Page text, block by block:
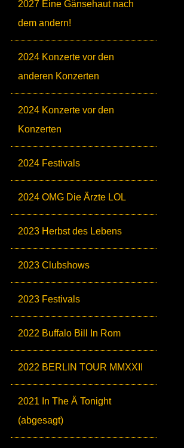
2027 Eine Gänsehaut nach
dem andern!
2024 Konzerte vor den
anderen Konzerten
2024 Konzerte vor den
Konzerten
2024 Festivals
2024 OMG Die Ärzte LOL
2023 Herbst des Lebens
2023 Clubshows
2023 Festivals
2022 Buffalo Bill In Rom
2022 BERLIN TOUR MMXXII
2021 In The Ä Tonight
(abgesagt)